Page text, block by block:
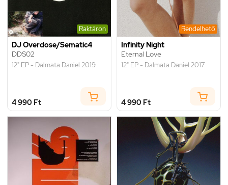
Raktáron
DJ Overdose/Sematic4
DDS02
12" EP - Dalmata Daniel 2019
4 990 Ft
Rendelhető
Infinity Night
Eternal Love
12" EP - Dalmata Daniel 2017
4 990 Ft